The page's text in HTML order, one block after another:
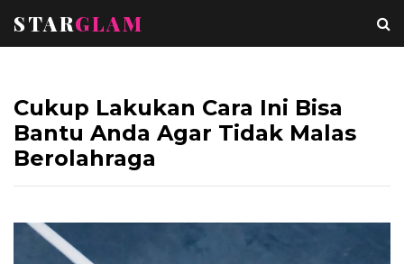
STARGLAM
Cukup Lakukan Cara Ini Bisa
Bantu Anda Agar Tidak Malas
Berolahraga